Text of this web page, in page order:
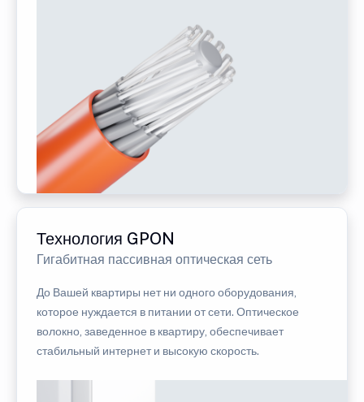
Технология GPON
Гигабитная пассивная оптическая сеть
До Вашей квартиры нет ни одного оборудования,
которое нуждается в питании от сети. Оптическое
волокно, заведенное в квартиру, обеспечивает
стабильный интернет и высокую скорость.